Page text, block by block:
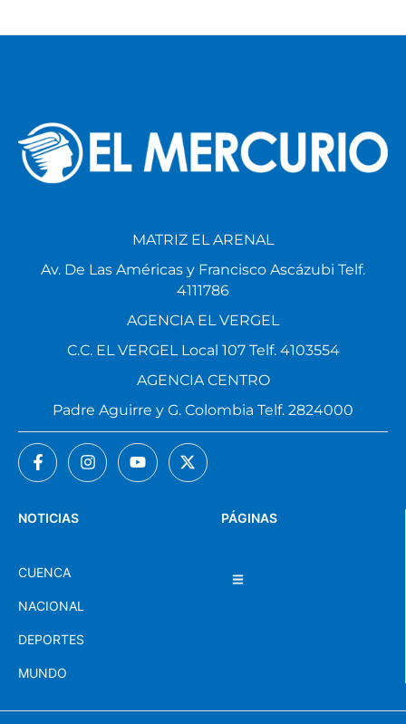
PÁGINAS
NOTICIAS
CUENCA
NACIONAL
DEPORTES
MUNDO
MATRIZ EL ARENAL
Av. De Las Américas y Francisco Ascázubi Telf.
4111786
AGENCIA EL VERGEL
C.C. EL VERGEL Local 107 Telf. 4103554
AGENCIA CENTRO
Padre Aguirre y G. Colombia Telf. 2824000